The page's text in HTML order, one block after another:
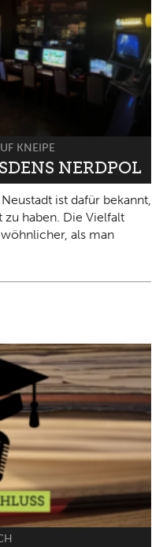
KNEIPE
NERDPOL
ist dafür bekannt,
haben. Die Vielfalt
als man